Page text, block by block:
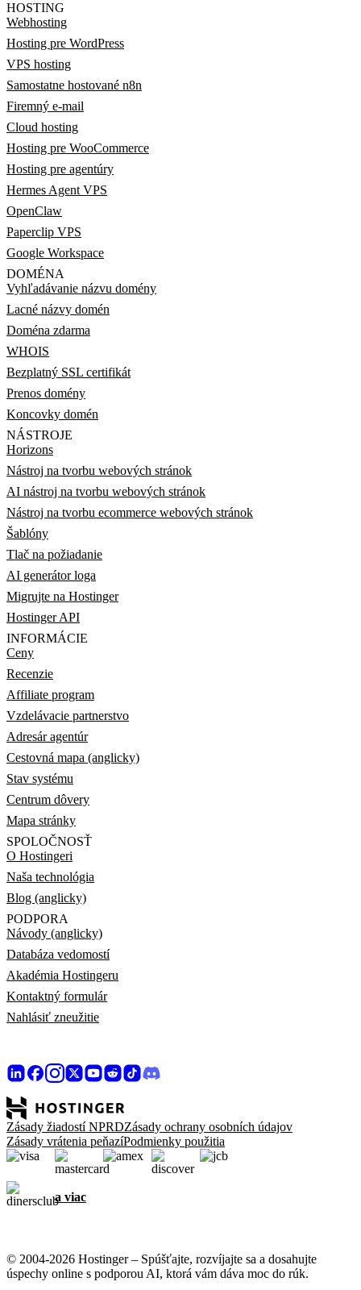
HOSTING
Webhosting
Hosting pre WordPress
VPS hosting
Samostatne hostované n8n
Firemný e-mail
Cloud hosting
Hosting pre WooCommerce
Hosting pre agentúry
Hermes Agent VPS
OpenClaw
Paperclip VPS
Google Workspace
DOMÉNA
Vyhľadávanie názvu domény
Lacné názvy domén
Doména zdarma
WHOIS
Bezplatný SSL certifikát
Prenos domény
Koncovky domén
NÁSTROJE
Horizons
Nástroj na tvorbu webových stránok
AI nástroj na tvorbu webových stránok
Nástroj na tvorbu ecommerce webových stránok
Šablóny
Tlač na požiadanie
AI generátor loga
Migrujte na Hostinger
Hostinger API
INFORMÁCIE
Ceny
Recenzie
Affiliate program
Vzdelávacie partnerstvo
Adresár agentúr
Cestovná mapa (anglicky)
Stav systému
Centrum dôvery
Mapa stránky
SPOLOČNOSŤ
O Hostingeri
Naša technológia
Blog (anglicky)
PODPORA
Návody (anglicky)
Databáza vedomostí
Akadémia Hostingeru
Kontaktný formulár
Nahlásiť zneužitie
Zásady žiadostí NPRDZásady ochrany osobních údajov
Zásady vrátenia peňazíPodmienky použitia
a viac
© 2004-2026 Hostinger – Spúšťajte, rozvíjajte sa a dosahujte
úspechy online s podporou AI, ktorá vám dáva moc do rúk.